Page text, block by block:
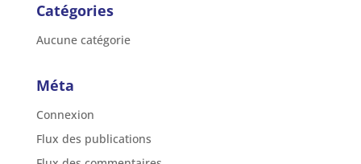
Catégories
Aucune catégorie
Méta
Connexion
Flux des publications